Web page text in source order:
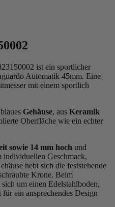
ist ein sportlicher
Automatik 45mm. Eine
mit einem sportlich
Gehäuse, aus Keramik
e Oberfläche wie ein echter
sowie 14 mm hoch und
individuellen Geschmack,
hebt sich die feststehende
e Krone. Beim
um einen Edelstahlboden,
ein ansprechendes Design